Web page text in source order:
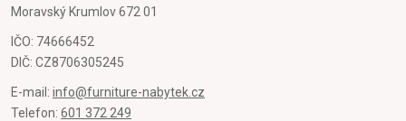
Moravský Krumlov 672 01
IČO: 74666452
DIČ: CZ8706305245
E-mail: info@furniture-nabytek.cz
Telefon: 601 372 249